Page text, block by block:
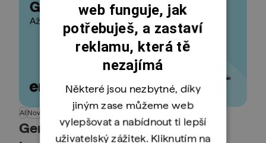
AI Novinky
Gemini 3.5 Pro: Až 2M tokenů
web funguje, jak
potřebuješ, a zastaví
reklamu, která tě
nezajímá
Některé jsou nezbytné, díky
jiným zase můžeme web
vylepšovat a nabídnout ti lepší
uživatelský zážitek. Kliknutím na